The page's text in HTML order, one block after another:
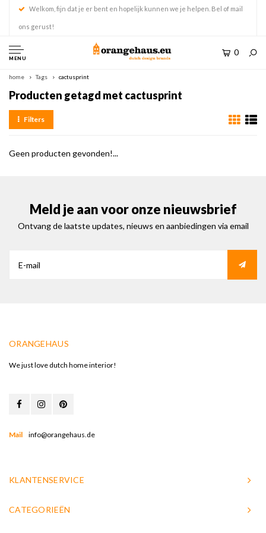
Welkom, fijn dat je er bent en hopelijk kunnen we je helpen. Bel of mail
ons gerust!
MENU
0
home Tags cactusprint
Producten getagd met cactusprint
Filters
Geen producten gevonden!...
Meld je aan voor onze nieuwsbrief
Ontvang de laatste updates, nieuws en aanbiedingen via email
ORANGEHAUS
We just love dutch home interior!
Mail info@orangehaus.de
KLANTENSERVICE
CATEGORIEËN